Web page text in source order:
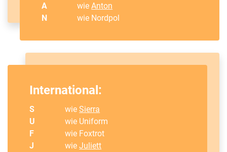
A
wieAnton
N
wie Nordpol
International:
S wieSierra
U
wie Uniform
F
wie Foxtrot
J
wieJuliett